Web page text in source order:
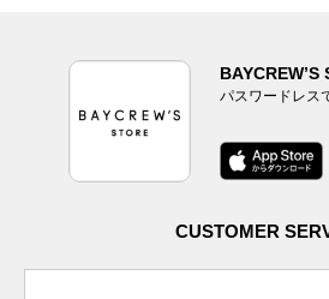
BAYCREW’S
パスワードレス
CUSTOMER